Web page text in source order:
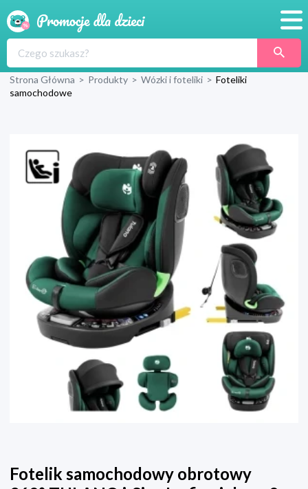
Produkty
Blog
Wyprawka
Strona Główna > Produkty > Wózki i foteliki > Foteliki
samochodowe
Fotelik samochodowy obrotowy